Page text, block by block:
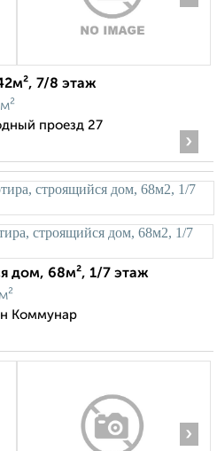
7/8 этаж
проезд 27
›
дом, 68м², 1/7 этаж
Коммунар
›